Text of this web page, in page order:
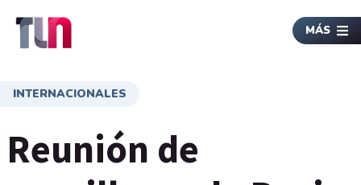
MÁS
INTERNACIONALES
Reunión de